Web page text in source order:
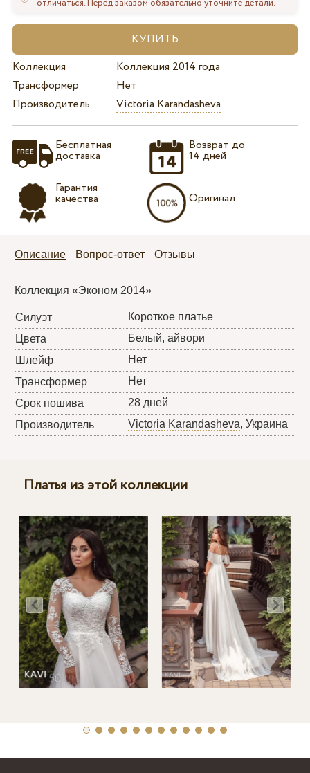
отличаться. Перед заказом обязательно уточните детали.
Коллекция
Коллекция 2014 года
Трансформер
Нет
Производитель
Victoria Karandasheva
Бесплатная
доставка
Гарантия
качества
Возврат до
14 дней
Оригинал
Описание Вопрос-ответ Отзывы
Коллекция «Эконом 2014»
Силуэт
Короткое платье
Цвета
Белый, айвори
Шлейф
Нет
Трансформер
Нет
Срок пошива
28 дней
Производитель
Victoria Karandasheva, Украина
Платья из этой коллекции